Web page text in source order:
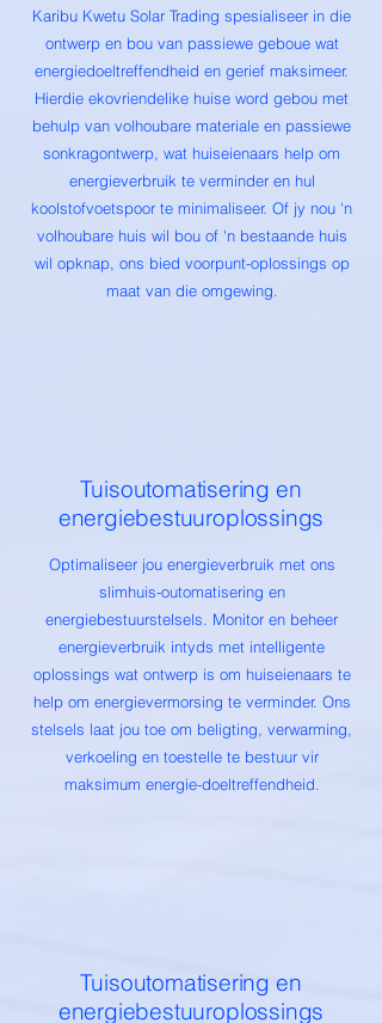
Karibu Kwetu Solar Trading spesialiseer in die
ontwerp en bou van passiewe geboue wat
energiedoeltreffendheid en gerief maksimeer.
Hierdie ekovriendelike huise word gebou met
behulp van volhoubare materiale en passiewe
sonkragontwerp, wat huiseienaars help om
energieverbruik te verminder en hul
koolstofvoetspoor te minimaliseer. Of jy nou 'n
volhoubare huis wil bou of 'n bestaande huis
wil opknap, ons bied voorpunt-oplossings op
maat van die omgewing.
Tuisoutomatisering en
energiebestuuroplossings
Optimaliseer jou energieverbruik met ons
slimhuis-outomatisering en
energiebestuurstelsels. Monitor en beheer
energieverbruik intyds met intelligente
oplossings wat ontwerp is om huiseienaars te
help om energievermorsing te verminder. Ons
stelsels laat jou toe om beligting, verwarming,
verkoeling en toestelle te bestuur vir
maksimum energie-doeltreffendheid.
Tuisoutomatisering en
energiebestuuroplossings